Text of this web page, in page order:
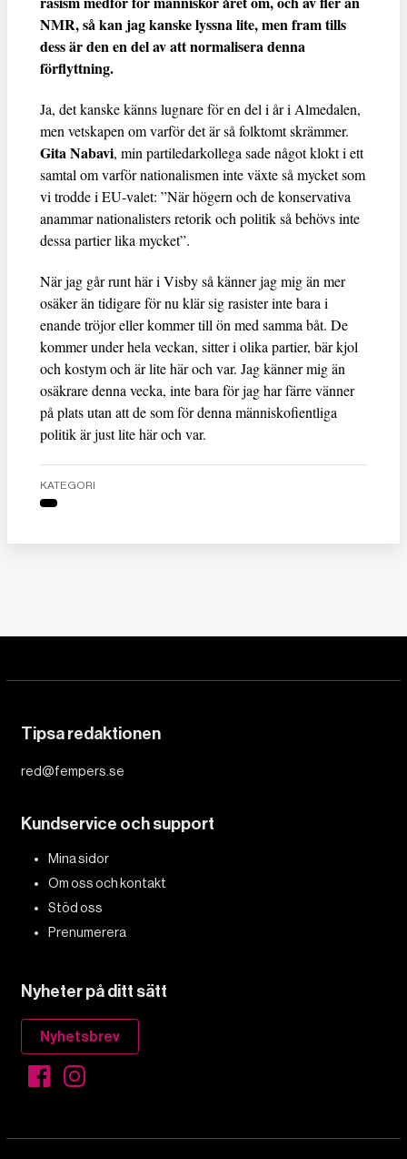
NMR, så kan jag kanske lyssna lite, men fram tills
dess är den en del av att normalisera denna
förflyttning.
Ja, det kanske känns lugnare för en del i år i Almedalen,
men vetskapen om varför det är så folktomt skrämmer.
Gita Nabavi, min partiledarkollega sade något klokt i ett
samtal om varför nationalismen inte växte så mycket som
vi trodde i EU-valet: ”När högern och de konservativa
anammar nationalisters retorik och politik så behövs inte
dessa partier lika mycket”.
När jag går runt här i Visby så känner jag mig än mer
osäker än tidigare för nu klär sig rasister inte bara i
enande tröjor eller kommer till ön med samma båt. De
kommer under hela veckan, sitter i olika partier, bär kjol
och kostym och är lite här och var. Jag känner mig än
osäkrare denna vecka, inte bara för jag har färre vänner
på plats utan att de som för denna människofientliga
politik är just lite här och var.
KATEGORI
Tipsa redaktionen
red@fempers.se
Kundservice och support
Mina sidor
Om oss och kontakt
Stöd oss
Prenumerera
Nyheter på ditt sätt
Nyhetsbrev